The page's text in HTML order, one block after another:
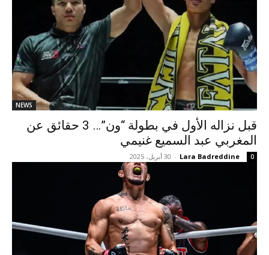
NEWS
قبل نزاله الأول في بطولة “ون”… 3 حقائق عن
المغربي عبد السميع غنيمي
Lara Badreddine
- 30 أبريل، 2025 0